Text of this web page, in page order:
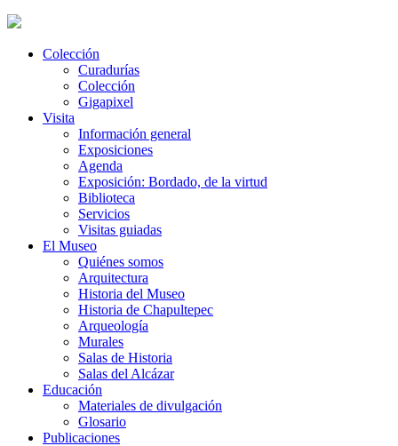
Colección
Curadurías
Colección
Gigapixel
Visita
Información general
Exposiciones
Agenda
Exposición: Bordado, de la virtud
Biblioteca
Servicios
Visitas guiadas
El Museo
Quiénes somos
Arquitectura
Historia del Museo
Historia de Chapultepec
Arqueología
Murales
Salas de Historia
Salas del Alcázar
Educación
Materiales de divulgación
Glosario
Publicaciones